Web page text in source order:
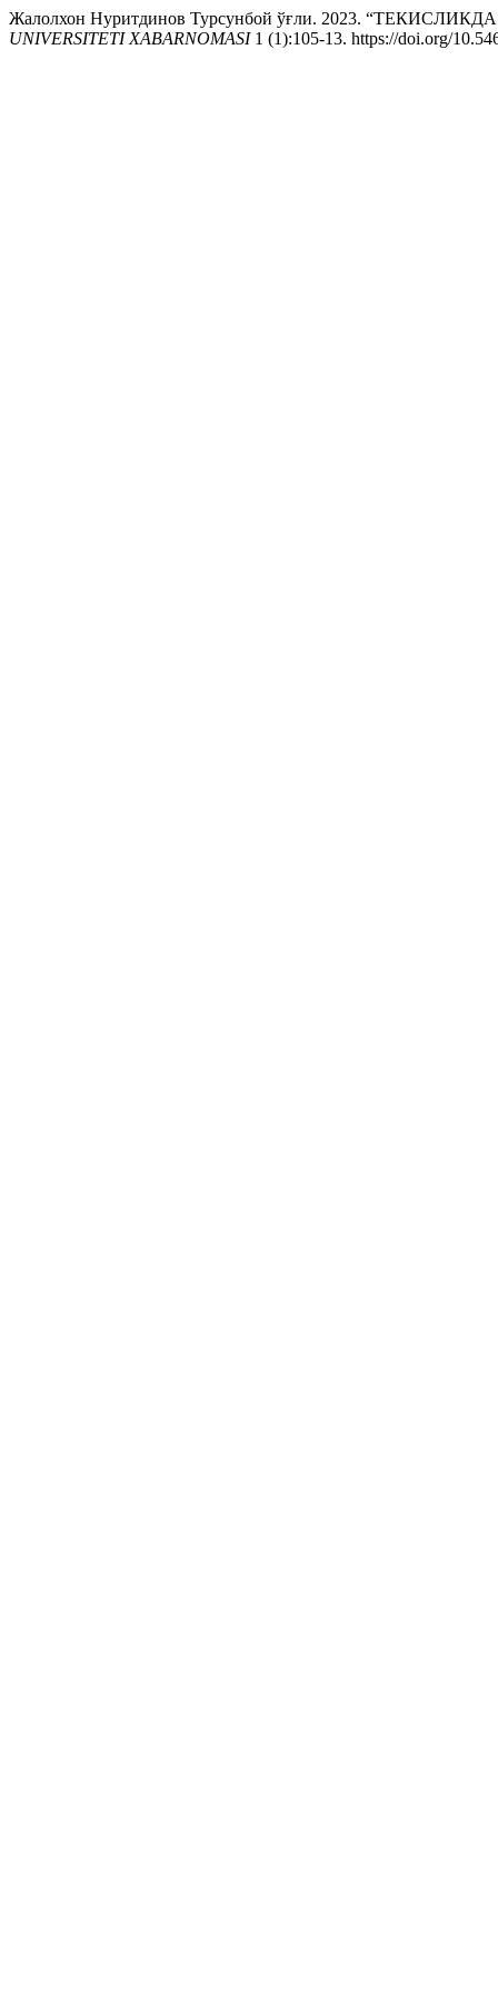
Жалолхон Нуритдинов Турсунбой ўғли. 2023.
UNIVERSITETI XABARNOMASI1 (1):105-13. https://doi.org/